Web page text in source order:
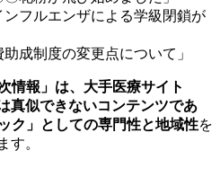
ンフルエンザによる学級閉鎖が
成制度の変更点について」
情報」は、大手医療サイト
真似できないコンテンツであ
ク」としての専門性と地域性を
す。